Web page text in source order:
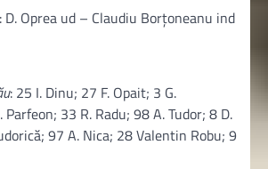
D. Oprea ud – Claudiu Borțoneanu ind
: 25 I. Dinu; 27 F. Opait; 3 G.
Parfeon; 33 R. Radu; 98 A. Tudor; 8 D.
97 A. Nica; 28 Valentin Robu; 9